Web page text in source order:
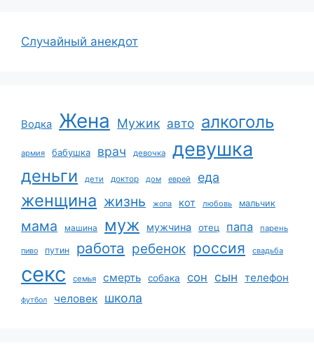
Случайный анекдот
Водка Жена Мужик авто алкоголь
армия бабушка врач девочка девушка
деньги дети доктор дом еврей еда
женщина жизнь жопа кот любовь мальчик
мама машина муж мужчина отец папа парень
пиво путин работа ребенок россия свадьба
секс семья смерть собака сон сын телефон
футбол человек школа